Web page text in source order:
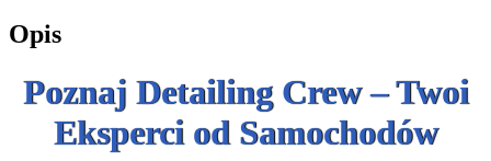
Opis
Poznaj Detailing Crew – Twoi
Eksperci od Samochodów